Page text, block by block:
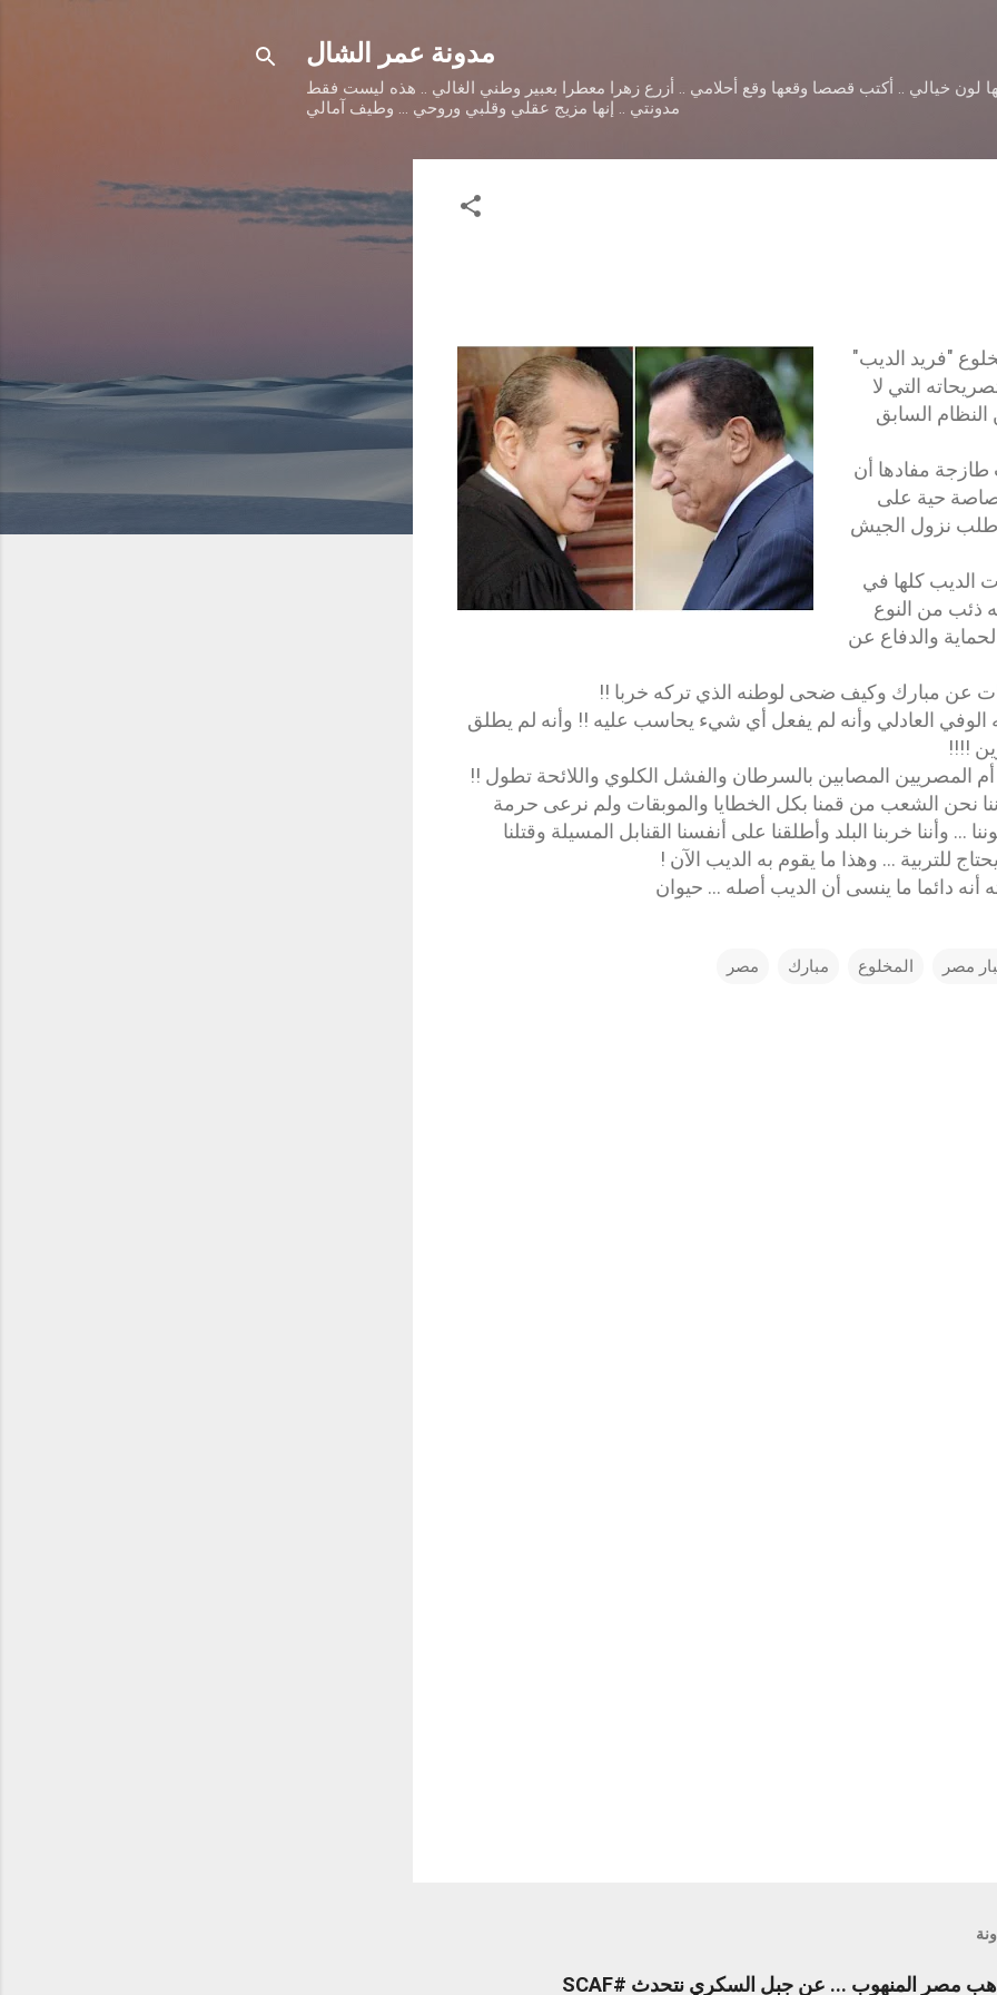
مدونة عمر الشال
لون خيالي .. أكتب قصصا وقعها وقع أحلامي .. أزرع زهرا معطرا بعبير وطني الغالي .. هذه ليست فقط
مدونتي .. إنها مزيج عقلي وقلبي وروحي ... وطيف آمالي
"فريد الديب"
التي لا
السابق
طازجة مفادها أن
حية على
طلب نزول الجيش
الديب كلها في
ذئب من النوع
والدفاع عن
عن مبارك وكيف ضحى لوطنه الذي تركه خربا !!
الوفي العادلي وأنه لم يفعل أي شيء يحاسب عليه !! وأنه لم يطلق
!!!!
المصريين المصابين بالسرطان والفشل الكلوي واللائحة تطول !!
نحن الشعب من قمنا بكل الخطايا والموبقات ولم نرعى حرمة
... وأننا خربنا البلد وأطلقنا على أنفسنا القنابل المسيلة وقتلنا
للتربية ... وهذا ما يقوم به الديب الآن !
أنه دائما ما ينسى أن الديب أصله ... حيوان
مصر المخلوع مبارك مصر
محدث - حقائق صادمة : ذهب مصر المنهوب ... عن جبل السكري نتحدث #SCAF